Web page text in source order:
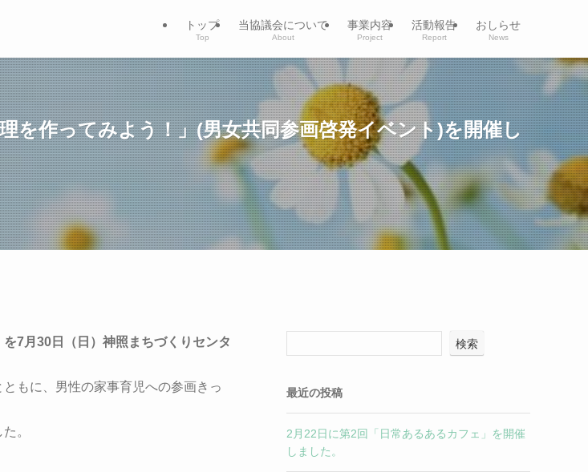
トップ
Top
当協議会について
About
事業内容
Project
活動報告
Report
おしらせ
News
を作ってみよう！」(男女共同参画啓発イベント)を開催し
7月30日（日）神照まちづくりセンタ
もに、男性の家事育児への参画きっ
。
検索
最近の投稿
2月22日に第2回「日常あるあるカフェ」を開催
しました。